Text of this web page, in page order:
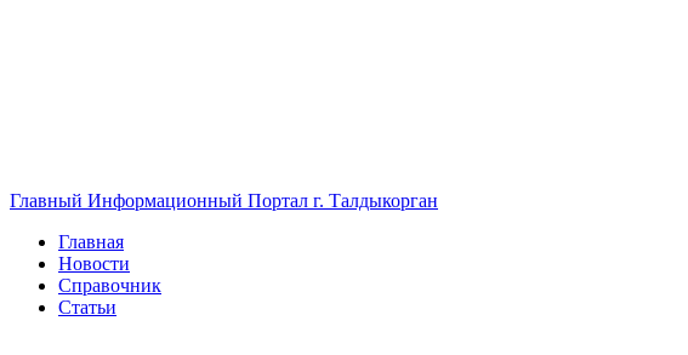
Главный Информационный Портал г. Талдыкорган
Главная
Новости
Справочник
Статьи